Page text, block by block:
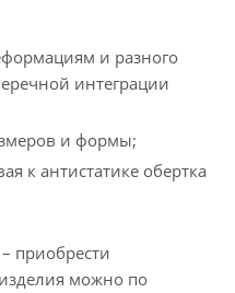
и разного
интеграции
и формы;
к антистатике обертка
приобрести
можно по